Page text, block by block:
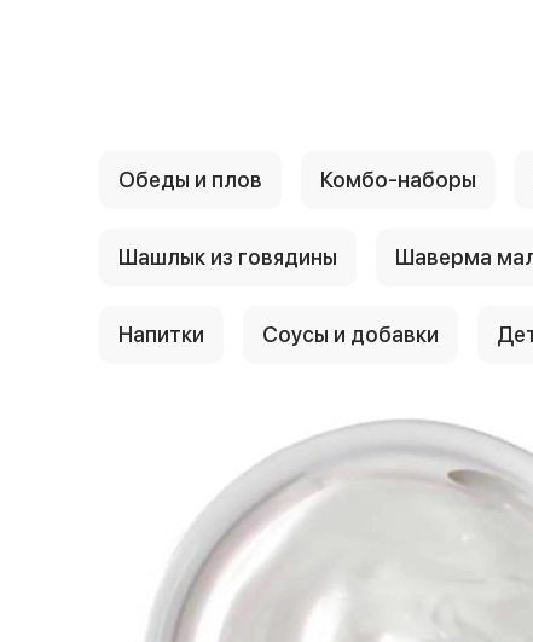
Обеды и плов Комбо-наборы
Шашлык из говядины Шаверма
Напитки Соусы и добавки